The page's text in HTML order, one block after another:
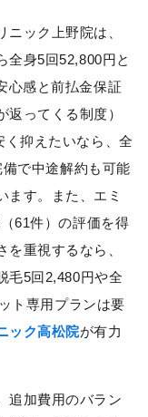
ック上野院は、
全身5回52,800円と
心感と前払金保証
返ってくる制度）
抑えたいなら、全
で中途解約も可能
ます。また、エミ
61件）の評価を得
重視するなら、
毛5回2,480円や全
ト専用プランは要
ック高松院が有力
追加費用のバラン